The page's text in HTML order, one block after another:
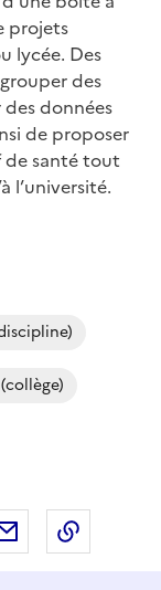
projets
lycée. Des
des
données
de proposer
santé tout
l’université.
Blueskyvia LinkedIn
Partager par